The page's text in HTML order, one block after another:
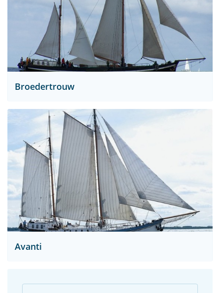
Broedertrouw
Avanti